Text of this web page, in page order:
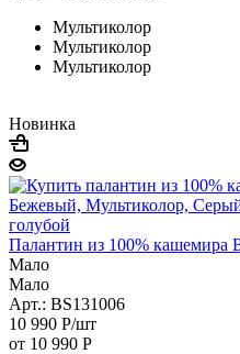
Мультиколор
Мультиколор
Мультиколор
Новинка
Палантин из 100% кашемира
Мало
Мало
Арт.: BS131006
10 990 Р/шт
от 10 990 Р